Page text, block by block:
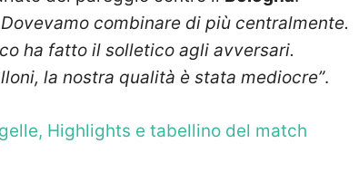
combinare di più centralmente.
ha fatto il solletico agli avversari.
la nostra qualità è stata mediocre”.
Highlights e tabellino del match